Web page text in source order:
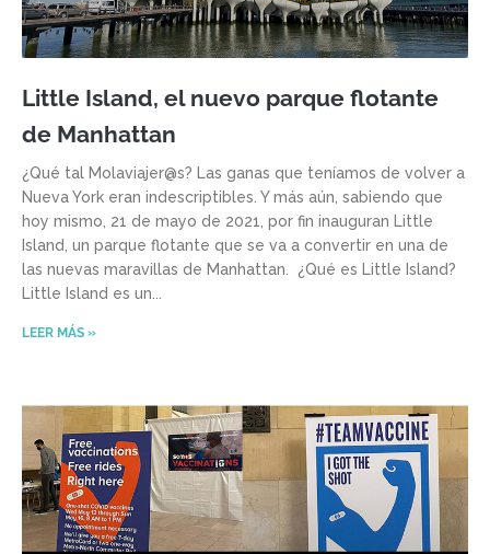
Little Island, el nuevo parque flotante
de Manhattan
¿Qué tal Molaviajer@s? Las ganas que teníamos de volver a
Nueva York eran indescriptibles. Y más aún, sabiendo que
hoy mismo, 21 de mayo de 2021, por fin inauguran Little
Island, un parque flotante que se va a convertir en una de
las nuevas maravillas de Manhattan. ¿Qué es Little Island?
Little Island es un
LEER MÁS »